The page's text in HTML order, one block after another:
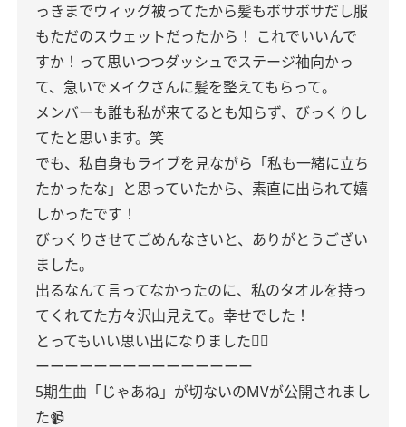
っきまでウィッグ被ってたから髪もボサボサだし服
もただのスウェットだったから！ これでいいんで
すか！って思いつつダッシュでステージ袖向かっ
て、急いでメイクさんに髪を整えてもらって。
メンバーも誰も私が来てるとも知らず、びっくりし
てたと思います。笑
でも、私自身もライブを見ながら「私も一緒に立ち
たかったな」と思っていたから、素直に出られて嬉
しかったです！
びっくりさせてごめんなさいと、ありがとうござい
ました。
出るなんて言ってなかったのに、私のタオルを持っ
てくれてた方々沢山見えて。幸せでした！
とってもいい思い出になりました🙂‍↕️
ーーーーーーーーーーーーーーー
5期生曲「じゃあね」が切ないのMVが公開されまし
た📹